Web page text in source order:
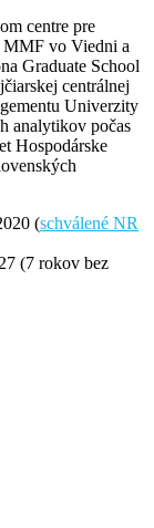
centre pre
MMF vo Viedni a
Graduate School
centrálnej
Univerzity
analytikov počas
Hospodárske
(schválené NR
(7 rokov bez